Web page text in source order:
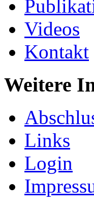
Videos
Kontakt
Weitere
Links
Login